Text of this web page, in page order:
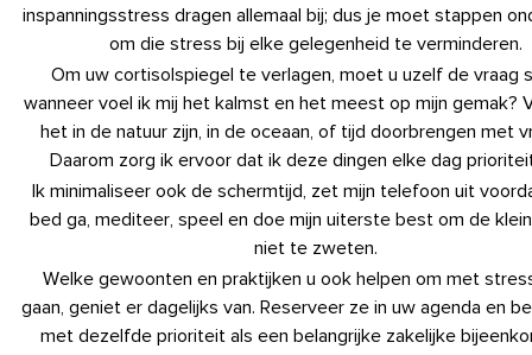
inspanningsstress dragen allemaal bij; dus je moet stappen
om die stress bij elke gelegenheid te verminderen.
Om uw cortisolspiegel te verlagen, moet u uzelf de vraag
wanneer voel ik mij het kalmst en het meest op mijn gemak?
het in de natuur zijn, in de oceaan, of tijd doorbrengen met
Daarom zorg ik ervoor dat ik deze dingen elke dag
Ik minimaliseer ook de schermtijd, zet mijn telefoon uit
bed ga, mediteer, speel en doe mijn uiterste best om de
niet te zweten.
Welke gewoonten en praktijken u ook helpen om met
gaan, geniet er dagelijks van. Reserveer ze in uw agenda en
met dezelfde prioriteit als een belangrijke zakelijke